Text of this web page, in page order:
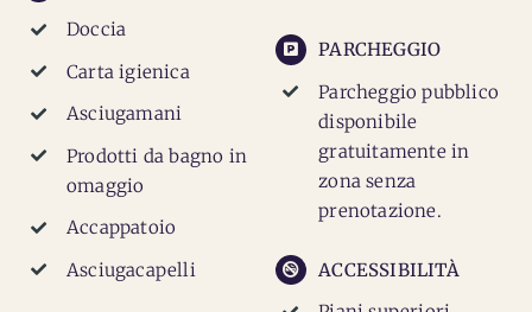
Doccia
Carta igienica
Asciugamani
Prodotti da bagno in
omaggio
Accappatoio
Asciugacapelli
PARCHEGGIO
Parcheggio pubblico
disponibile
gratuitamente in
zona senza
prenotazione.
ACCESSIBILITÀ